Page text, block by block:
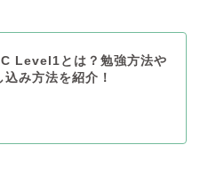
Level1とは？勉強方法や
込み方法を紹介！